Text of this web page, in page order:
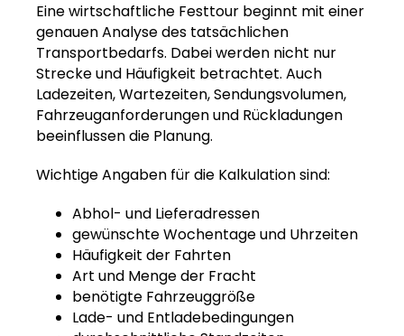
Eine wirtschaftliche Festtour beginnt mit einer
genauen Analyse des tatsächlichen
Transportbedarfs. Dabei werden nicht nur
Strecke und Häufigkeit betrachtet. Auch
Ladezeiten, Wartezeiten, Sendungsvolumen,
Fahrzeuganforderungen und Rückladungen
beeinflussen die Planung.
Wichtige Angaben für die Kalkulation sind:
Abhol- und Lieferadressen
gewünschte Wochentage und Uhrzeiten
Häufigkeit der Fahrten
Art und Menge der Fracht
benötigte Fahrzeuggröße
Lade- und Entladebedingungen